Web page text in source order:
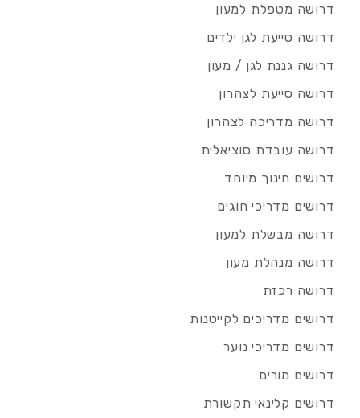
דרושה מטפלת למעון
דרושה סייעת לגן ילדים
דרושה גננת לגן / מעון
דרושה סייעת לצהרון
דרושה מדריכה לצהרון
דרושה עובדת סוציאלית
דרושים חינוך מיוחד
דרושים מדריכי חוגים
דרושה מבשלת למעון
דרושה מנהלת מעון
דרושה רכזת
דרושים מדריכים לקייטנות
דרושים מדריכי נוער
דרושים מורים
דרושים קלינאי תקשורת